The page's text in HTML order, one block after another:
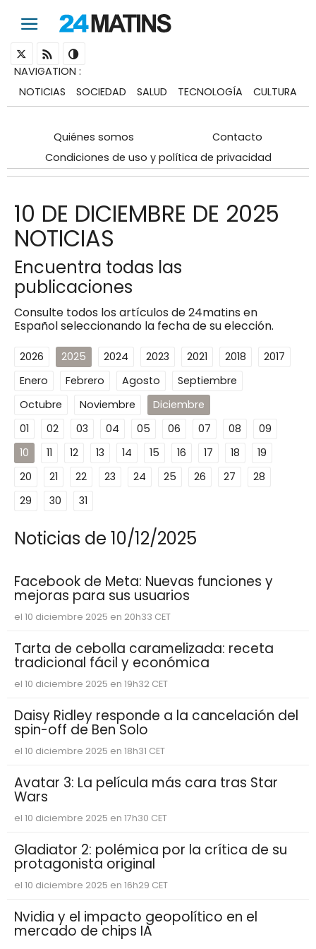
NAVIGATION :
NOTICIAS
SOCIEDAD SALUD TECNOLOGÍA CULTURA
Quiénes somos
Contacto
Condiciones de uso y política de privacidad
10 DE DICIEMBRE DE 2025
NOTICIAS
Encuentra todas las
publicaciones
Consulte todos los artículos de 24matins en
Español seleccionando la fecha de su elección.
2026 2025 2024 2023 2021 2018
2017
Enero
Febrero Agosto
Septiembre
Octubre
Noviembre
Diciembre
01
02 03 04 05 06 07 08
09
10
11 12 13 14 15 16 17 18
19
20
21 22 23 24 25 26 27
28
29
30 31
Noticias de 10/12/2025
Facebook de Meta: Nuevas funciones y
mejoras para sus usuarios
el 10 diciembre 2025 en 20h33 CET
Tarta de cebolla caramelizada: receta
tradicional fácil y económica
el 10 diciembre 2025 en 19h32 CET
Daisy Ridley responde a la cancelación del
spin-off de Ben Solo
el 10 diciembre 2025 en 18h31 CET
Avatar 3: La película más cara tras Star
Wars
el 10 diciembre 2025 en 17h30 CET
Gladiator 2: polémica por la crítica de su
protagonista original
el 10 diciembre 2025 en 16h29 CET
Nvidia y el impacto geopolítico en el
mercado de chips IA